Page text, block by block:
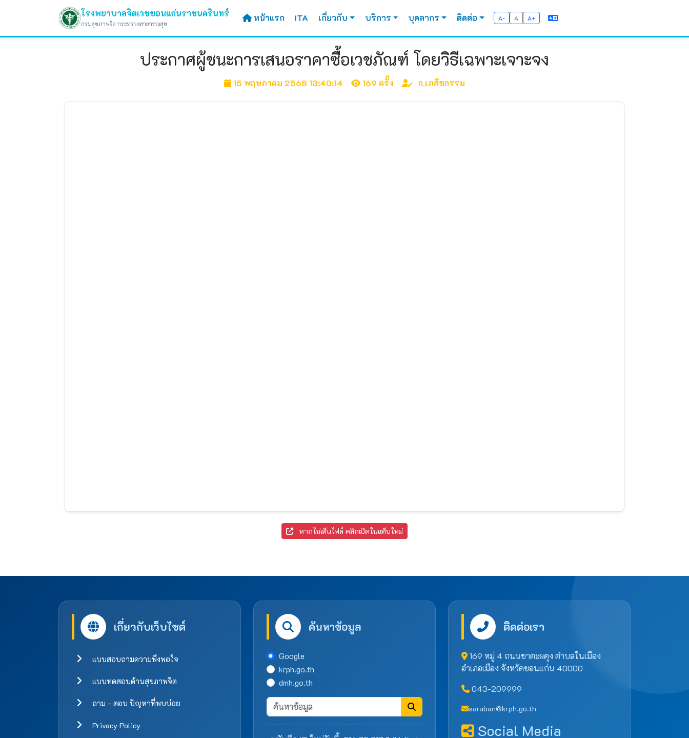
โรงพยาบาลจิตเวชขอนแก่นราชนครินทร์
กรมสุขภาพจิต กระทรวงสาธารณสุข
หน้าแรก ITA เกี่ยวกับ บริการ บุคลากร ติดต่อ A- A A+
ประกาศผู้ชนะการเสนอราคาซื้อเวชภัณฑ์ โดยวิธีเฉพาะเจาะจง
15 พฤษภาคม 2568 13:40:14 169 ครั้ง ก.เภสัชกรรม
หากไม่เห็นไฟล์ คลิกเปิดในแท็บใหม่
เกี่ยวกับเว็บไซต์
แบบสอบถามความพึงพอใจ
แบบทดสอบด้านสุขภาพจิต
ถาม - ตอบ ปัญหาที่พบบ่อย
Privacy Policy
ค้นหาข้อมูล
Google
krph.go.th
dmh.go.th
ติดต่อเรา
169 หมู่ 4 ถนนชาตะผดุง ตำบลในเมือง
อำเภอเมือง จังหวัดขอนแก่น 40000
043-209999
saraban@krph.go.th
Social Media